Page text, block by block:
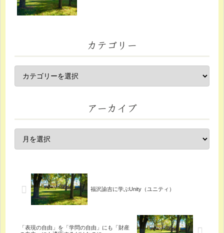
カテゴリー
アーカイブ
福沢諭吉に学ぶUnity（ユニティ）
「表現の自由」を「学問の自由」にも「財産